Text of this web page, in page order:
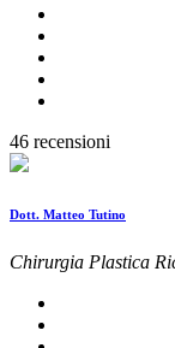
46 recensioni
Dott. Matteo Tutino
Chirurgia Plastica